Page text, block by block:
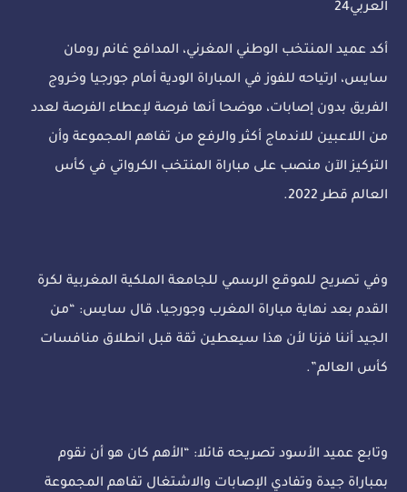
العربي24
أكد عميد المنتخب الوطني المغرني، المدافع غانم رومان
سايس، ارتياحه للفوز في المباراة الودية أمام جورجيا وخروج
الفريق بدون إصابات، موضحا أنها فرصة لإعطاء الفرصة لعدد
من اللاعبين للاندماج أكثر والرفع من تفاهم المجموعة وأن
التركيز الآن منصب على مباراة المنتخب الكرواتي في كأس
العالم قطر 2022.
وفي تصريح للموقع الرسمي للجامعة الملكية المغربية لكرة
القدم بعد نهاية مباراة المغرب وجورجيا، قال سايس: “من
الجيد أننا فزنا لأن هذا سيعطين ثقة قبل انطلاق منافسات
كأس العالم”.
وتابع عميد الأسود تصريحه قائلا: “الأهم كان هو أن نقوم
بمباراة جيدة وتفادي الإصابات والاشتغال تفاهم المجموعة